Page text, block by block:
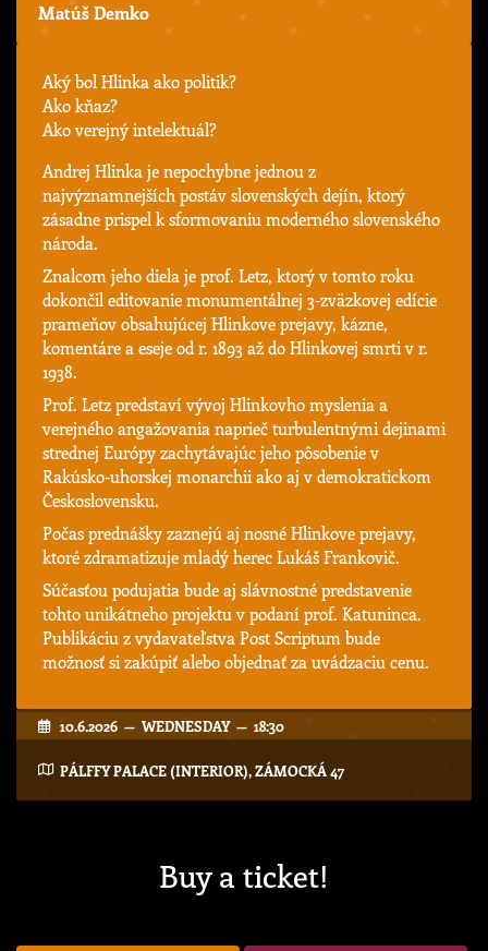
Matúš Demko
Aký bol Hlinka ako politik?
Ako kňaz?
Ako verejný intelektuál?
Andrej Hlinka je nepochybne jednou z
najvýznamnejších postáv slovenských dejín, ktorý
zásadne prispel k sformovaniu moderného slovenského
národa.
Znalcom jeho diela je prof. Letz, ktorý v tomto roku
dokončil editovanie monumentálnej 3-zväzkovej edície
prameňov obsahujúcej Hlinkove prejavy, kázne,
komentáre a eseje od r. 1893 až do Hlinkovej smrti v r.
1938.
Prof. Letz predstaví vývoj Hlinkovho myslenia a
verejného angažovania naprieč turbulentnými dejinami
strednej Európy zachytávajúc jeho pôsobenie v
Rakúsko-uhorskej monarchii ako aj v demokratickom
Československu.
Počas prednášky zaznejú aj nosné Hlinkove prejavy,
ktoré zdramatizuje mladý herec Lukáš Frankovič.
Súčasťou podujatia bude aj slávnostné predstavenie
tohto unikátneho projektu v podaní prof. Katuninca.
Publikáciu z vydavateľstva Post Scriptum bude
možnosť si zakúpiť alebo objednať za uvádzaciu cenu.
10.6.2026 — WEDNESDAY — 18:30
PÁLFFY PALACE (INTERIOR), ZÁMOCKÁ 47
Buy a ticket!